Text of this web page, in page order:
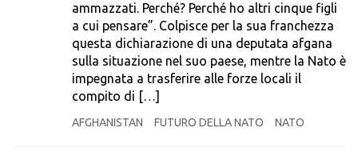
ammazzati. Perché? Perché ho altri cinque figli
a cui pensare”. Colpisce per la sua franchezza
questa dichiarazione di una deputata afgana
sulla situazione nel suo paese, mentre la Nato è
impegnata a trasferire alle forze locali il
compito di […]
AFGHANISTAN FUTURO DELLA NATO NATO